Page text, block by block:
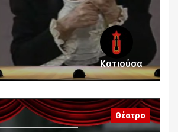
Κατιούσα
Θέατρο